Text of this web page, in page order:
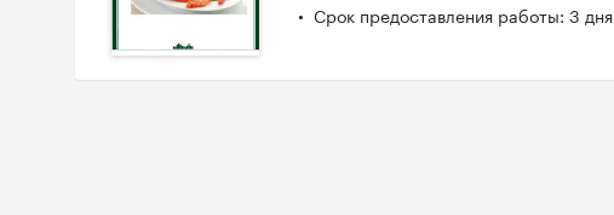
Срок предоставления работы: 3 дня